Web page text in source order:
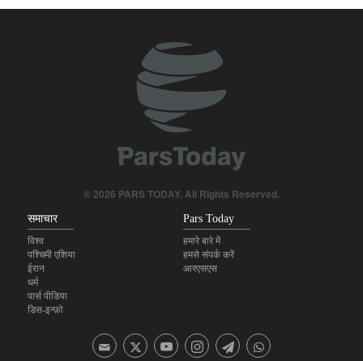
चोटें पहुँचाई हैं।
ज़बीहुल्लाह मुजाहिद ने काबुल में ईरानी उप राजदूत के हालिया बयानों का स्वागत किया
सिपाह-ए-पासदारान: हमास को निहत्था करने की साज़िश अब से ही विफ़ल हो चुकी है
टकर कार्लसनः ट्रंप के चेहरे पर एक ज़ोरदार थप्पड़ मारना चाहता हूं।
ज़ायोनी शासन और अरब अमीरात में गुप्त सैन्य सहयोग
अलजज़ीराः ईरान यह निर्धारित करता है कि कौन से जहाज़ होर्मुज़ जलडमरूमध्य से
© 2026 PARS TODAY. All Rights Reserved.
समाचार
विश्व
पश्चिमी एशिया
ईरान
धर्म
पार्स पीडिया
डिस-इन्फ़ो
Pars Today
हमारे बारे में
हमसे संपर्क करें
आरएसएस